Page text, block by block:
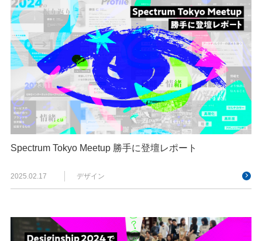
Spectrum Tokyo Meetup 勝手に登壇レポート
2025.02.17 デザイン